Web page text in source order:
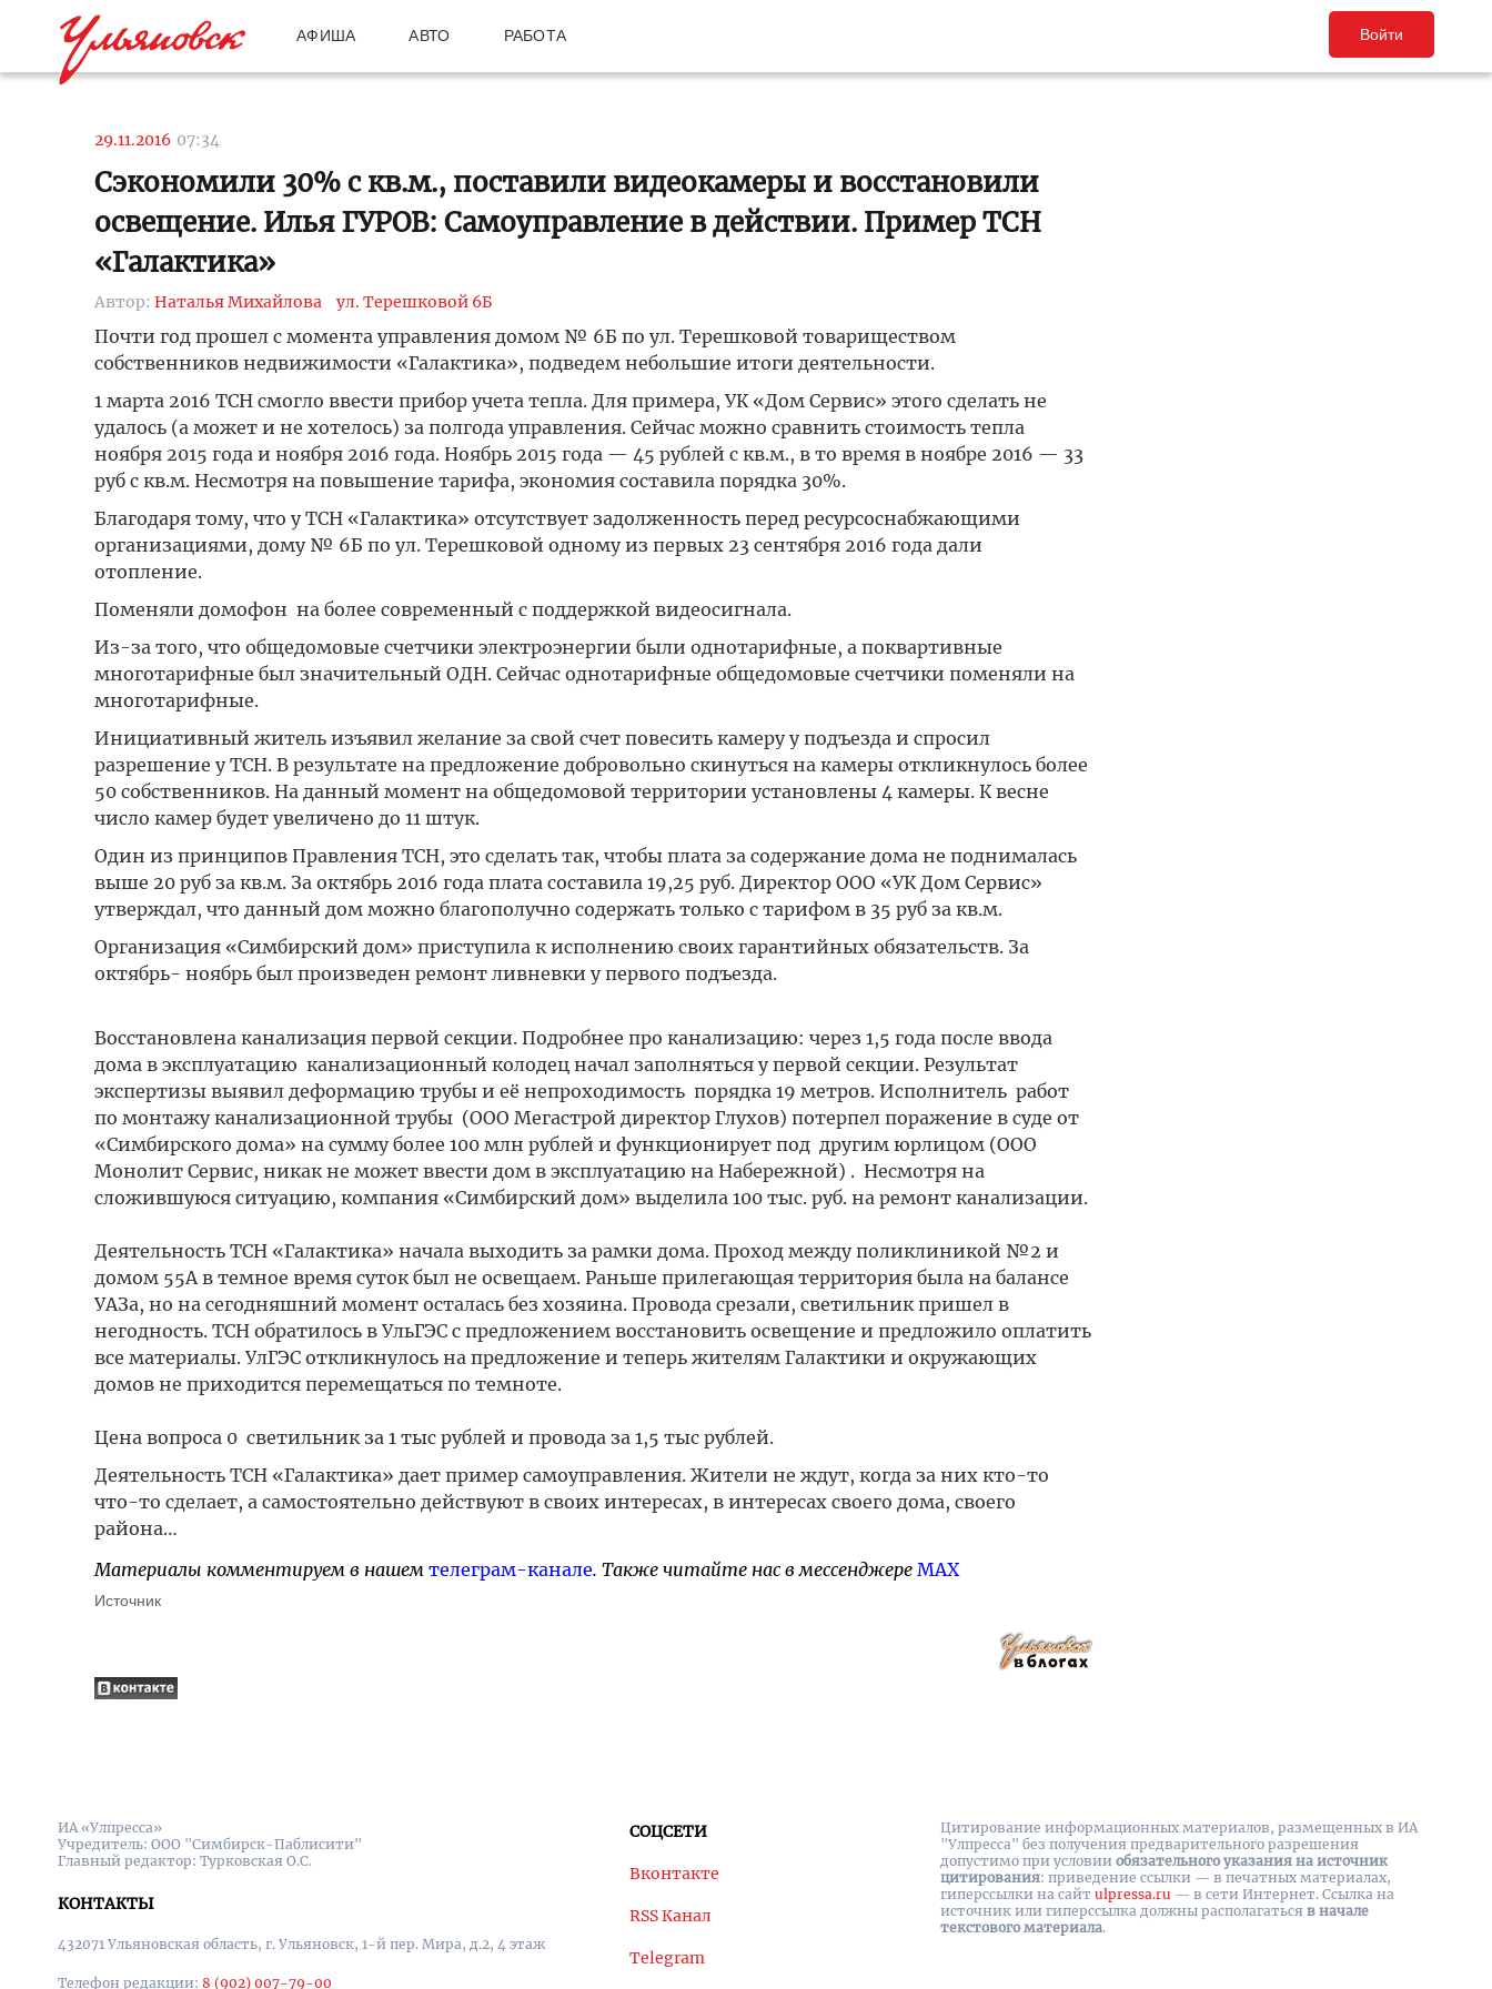
АФИША АВТО РАБОТА Войти
29.11.2016 07:34
Сэкономили 30% с кв.м., поставили видеокамеры и восстановили
освещение. Илья ГУРОВ: Самоуправление в действии. Пример ТСН
«Галактика»
Автор: Наталья Михайлова ул. Терешковой 6Б
Почти год прошел с момента управления домом № 6Б по ул. Терешковой товариществом
собственников недвижимости «Галактика», подведем небольшие итоги деятельности.
1 марта 2016 ТСН смогло ввести прибор учета тепла. Для примера, УК «Дом Сервис» этого сделать не
удалось (а может и не хотелось) за полгода управления. Сейчас можно сравнить стоимость тепла
ноября 2015 года и ноября 2016 года. Ноябрь 2015 года — 45 рублей с кв.м., в то время в ноябре 2016 — 33
руб с кв.м. Несмотря на повышение тарифа, экономия составила порядка 30%.
Благодаря тому, что у ТСН «Галактика» отсутствует задолженность перед ресурсоснабжающими
организациями, дому № 6Б по ул. Терешковой одному из первых 23 сентября 2016 года дали
отопление.
Поменяли домофон на более современный с поддержкой видеосигнала.
Из-за того, что общедомовые счетчики электроэнергии были однотарифные, а поквартивные
многотарифные был значительный ОДН. Сейчас однотарифные общедомовые счетчики поменяли на
многотарифные.
Инициативный житель изъявил желание за свой счет повесить камеру у подъезда и спросил
разрешение у ТСН. В результате на предложение добровольно скинуться на камеры откликнулось более
50 собственников. На данный момент на общедомовой территории установлены 4 камеры. К весне
число камер будет увеличено до 11 штук.
Один из принципов Правления ТСН, это сделать так, чтобы плата за содержание дома не поднималась
выше 20 руб за кв.м. За октябрь 2016 года плата составила 19,25 руб. Директор ООО «УК Дом Сервис»
утверждал, что данный дом можно благополучно содержать только с тарифом в 35 руб за кв.м.
Организация «Симбирский дом» приступила к исполнению своих гарантийных обязательств. За
октябрь- ноябрь был произведен ремонт ливневки у первого подъезда.
Восстановлена канализация первой секции. Подробнее про канализацию: через 1,5 года после ввода
дома в эксплуатацию канализационный колодец начал заполняться у первой секции. Результат
экспертизы выявил деформацию трубы и её непроходимость порядка 19 метров. Исполнитель работ
по монтажу канализационной трубы (ООО Мегастрой директор Глухов) потерпел поражение в суде от
«Симбирского дома» на сумму более 100 млн рублей и функционирует под другим юрлицом (ООО
Монолит Сервис, никак не может ввести дом в эксплуатацию на Набережной) . Несмотря на
сложившуюся ситуацию, компания «Симбирский дом» выделила 100 тыс. руб. на ремонт канализации.
Деятельность ТСН «Галактика» начала выходить за рамки дома. Проход между поликлиникой №2 и
домом 55А в темное время суток был не освещаем. Раньше прилегающая территория была на балансе
УАЗа, но на сегодняшний момент осталась без хозяина. Провода срезали, светильник пришел в
негодность. ТСН обратилось в УльГЭС с предложением восстановить освещение и предложило оплатить
все материалы. УлГЭС откликнулось на предложение и теперь жителям Галактики и окружающих
домов не приходится перемещаться по темноте.
Цена вопроса 0 светильник за 1 тыс рублей и провода за 1,5 тыс рублей.
Деятельность ТСН «Галактика» дает пример самоуправления. Жители не ждут, когда за них кто-то
что-то сделает, а самостоятельно действуют в своих интересах, в интересах своего дома, своего
района…
Материалы комментируем в нашем телеграм-канале. Также читайте нас в мессенджере MAX
Источник
ИА «Улпресса»
Учредитель: ООО "Симбирск-Паблисити"
Главный редактор: Турковская О.С.
КОНТАКТЫ
432071 Ульяновская область, г. Ульяновск, 1-й пер. Мира, д.2, 4 этаж
Телефон редакции: 8 (902) 007-79-00
СОЦСЕТИ
Вконтакте
RSS Канал
Telegram
Цитирование информационных материалов, размещенных в ИА
"Улпресса" без получения предварительного разрешения
допустимо при условии обязательного указания на источник
цитирования: приведение ссылки — в печатных материалах,
гиперссылки на cайт ulpressa.ru — в сети Интернет. Ссылка на
источник или гиперссылка должны располагаться в начале
текстового материала.